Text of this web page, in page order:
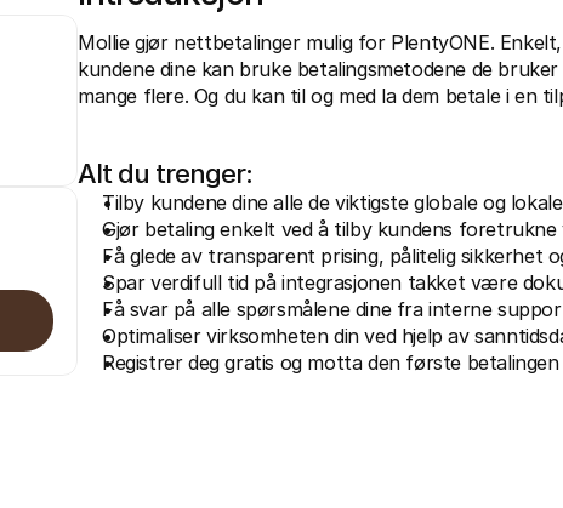
Mollie gjør nettbetalinger mulig for PlentyONE.
kundene dine kan bruke betalingsmetodene de
mange flere. Og du kan til og med la dem betale i en
Alt du trenger:
Tilby kundene dine alle de viktigste globale og
Gjør betaling enkelt ved å tilby kundens foretrukne
Få glede av transparent prising, pålitelig sikkerhet
Spar verdifull tid på integrasjonen takket være
Få svar på alle spørsmålene dine fra interne
Optimaliser virksomheten din ved hjelp av
Registrer deg gratis og motta den første